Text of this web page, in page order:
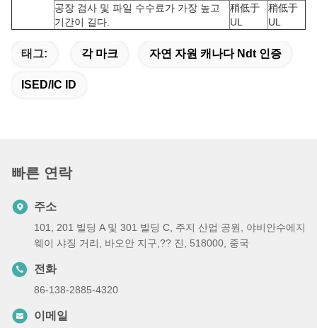
공장 검사 및 파일 수수료가 가장 높고
기간이 길다.
稍低于
UL
稍低于
UL
태그: 각 마크 자연 자원 캐나다 Ndt 인증
ISED/IC ID
빠른 연락
주소
101, 201 빌딩 A 및 301 빌딩 C, 주지 산업 공원, 야비안수에지
웨이 샤징 거리, 바오안 지구,?? 진, 518000, 중국
전화
86-138-2885-4320
이메일